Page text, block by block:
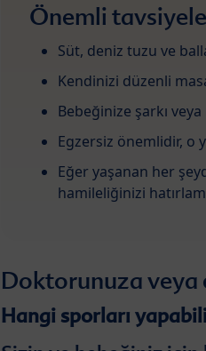
Önemli
Süt, deniz tuzu ve
Kendinizi düzenli
Bebeğinize şarkı
Egzersiz önemlidir, o
Eğer yaşanan her
hamileliğinizi
Doktorunuza veya
Hangi sporları